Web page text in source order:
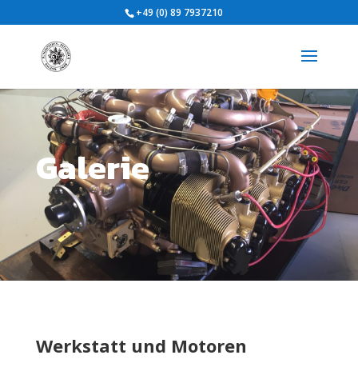
+49 (0) 89 7937210
Galerie
Werkstatt und Motoren